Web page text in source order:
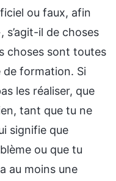
ou faux, afin
s’agit-il de choses
choses sont toutes
de formation. Si
les réaliser, que
tant que tu ne
signifie que
ou que tu
au moins une